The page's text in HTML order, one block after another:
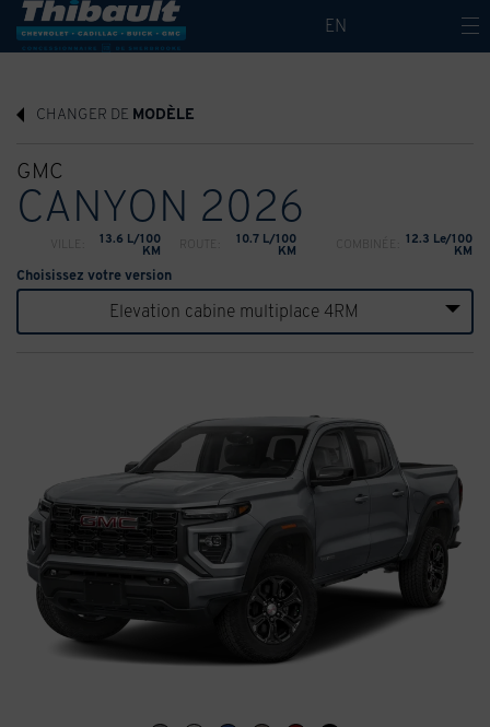
EN
CHANGER DE MODÈLE
GMC
CANYON 2026
13.6 L/100
KM
10.7 L/100
KM COMBINÉE: 12.3 Le/100
KM
Choisissez votre version
Elevation cabine multiplace 4RM